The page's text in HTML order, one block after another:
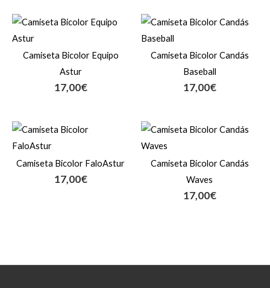
Camiseta Bicolor Equipo
Astur
17,00€
Camiseta Bicolor Candás
Baseball
17,00€
Camiseta Bicolor FaloAstur
17,00€
Camiseta Bicolor Candás
Waves
17,00€